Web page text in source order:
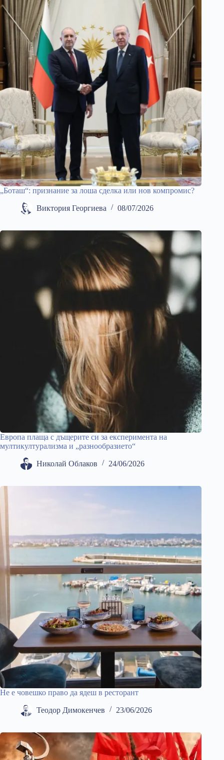
„Боташ“: признание за лоша сделка или нов компромис?
Виктория Георгиева 08/07/2026
Европа плаща с дъщерите си за експеримента на
мултикултурализма и „разнообразието“
Николай Облаков 24/06/2026
Не е човешко право да ядеш в ресторант
Теодор Димокенчев 23/06/2026